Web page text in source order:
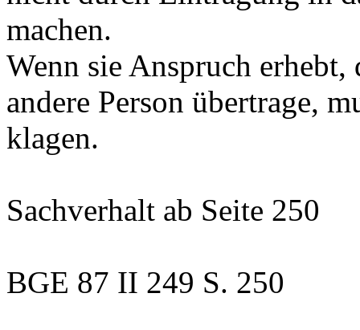
machen.
Wenn sie Anspruch
andere Person übertrage,
klagen.
Sachverhalt ab Seite 250
BGE 87 II 249 S. 250